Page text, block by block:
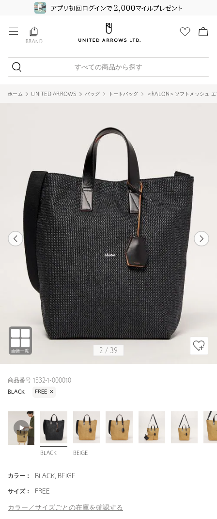
BRAND
すべての商品から探す
ホーム UNITED ARROWS バッグ トートバッグ ＜hALON＞ソフトメッシュ
2 / 39
商品番号 1332-1-000010
BLACK FREE ✕
BLACK BEIGE
カラー： BLACK, BEIGE
サイズ： FREE
カラー／サイズごとの在庫を確認する
2
BLACK
1 38
BLACK / FREE
178cm